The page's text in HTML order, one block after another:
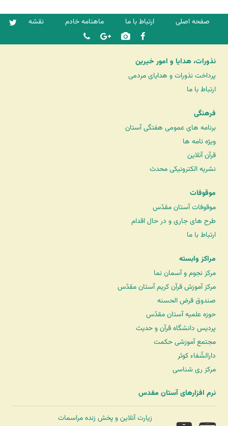
صفحه اصلی ارتباط با ما ماهنامه خادم نقشه
نذورات، هدایا و امور خیرین
پرداخت نذورات و هدایای مردمی
ارتباط با ما
فرهنگی
برنامه های عمومی هفتگی آستان
ویژه نامه ها
قرآن آنلاین
نشریه الکترونیکی محدث
موقوفات
موقوفات آستان مقدّس
طرح های جاری و در حال اقدام
ارتباط با ما
مراکز وابسته
مرکز نجوم و آسمان نما
مرکز آموزش قرآن کریم آستان مقدّس
صندوق قرض الحسنه
حوزه علمیه آستان مقدّس
پردیس دانشگاه قرآن و حدیث
مجتمع آموزشی حکمت
دارالشّفاء کوثر
مرکز ری شناسی
نرم افزارهای آستان مقدس
زیارت آنلاین و پخش زنده مراسمات